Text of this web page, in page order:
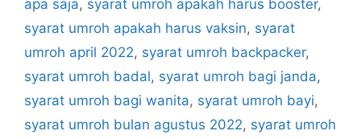
apa saja, syarat umroh apakah harus booster,
syarat umroh apakah harus vaksin, syarat
umroh april 2022, syarat umroh backpacker,
syarat umroh badal, syarat umroh bagi janda,
syarat umroh bagi wanita, syarat umroh bayi,
syarat umroh bulan agustus 2022, syarat umroh